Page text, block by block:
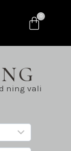
ning vali